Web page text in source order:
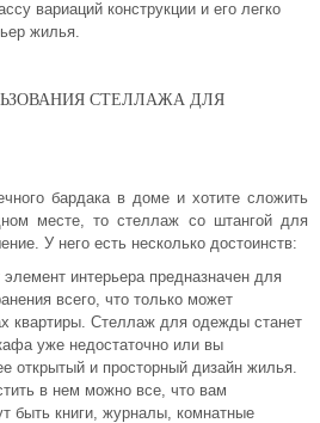
вариаций конструкции и его легко
жилья.
СТЕЛЛАЖА ДЛЯ
бардака в доме и хотите сложить
месте, то стеллаж со штангой для
У него есть несколько достоинств:
элемент интерьера предназначен для
всего, что только может
квартиры. Стеллаж для одежды станет
уже недостаточно или вы
открытый и просторный дизайн жилья.
в нем можно все, что вам
быть книги, журналы, комнатные